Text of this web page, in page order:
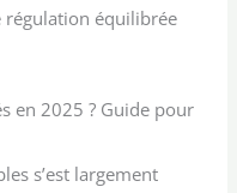
régulation équilibrée
en 2025 ? Guide pour
s’est largement